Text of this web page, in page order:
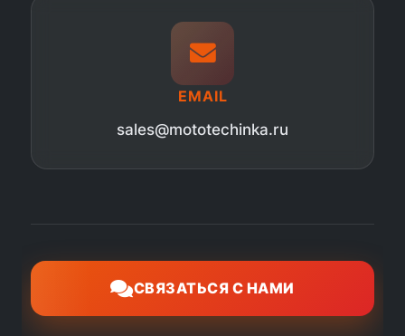
EMAIL
sales@mototechinka.ru
СВЯЗАТЬСЯ С НАМИ